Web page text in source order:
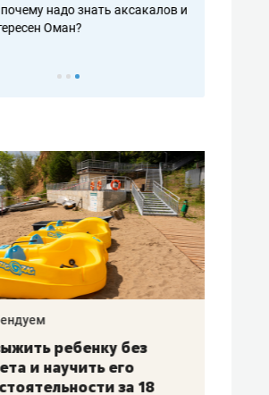
надо знать аксакалов и
Оман?
ребенку без
и научить его
за 18